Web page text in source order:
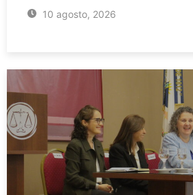
10 agosto, 2026